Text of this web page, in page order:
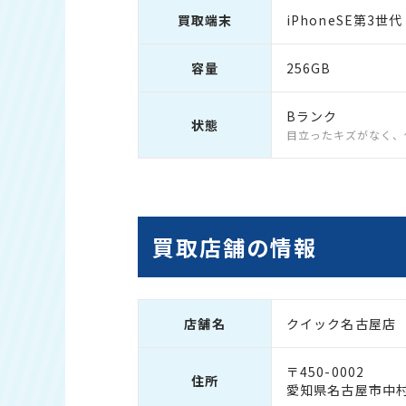
買取端末 iPhoneSE第3世代
容量 256GB
状態 Bランク
目立ったキズがなく
買取店舗の情報
店舗名 クイック名古屋店
住所
〒450-0002
愛知県名古屋市中